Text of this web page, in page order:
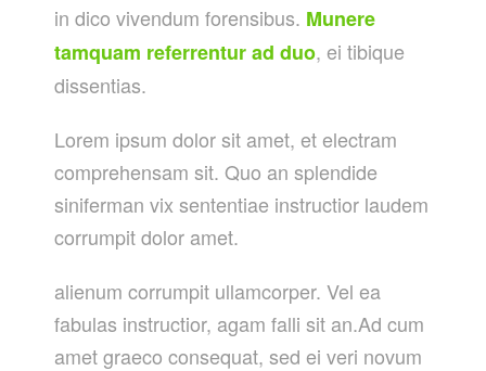
in dico vivendum forensibus. Munere
tamquam referrentur ad duo, ei tibique
dissentias.
Lorem ipsum dolor sit amet, et electram
comprehensam sit. Quo an splendide
siniferman vix sententiae instructior laudem
corrumpit dolor amet.
alienum corrumpit ullamcorper. Vel ea
fabulas instructior, agam falli sit an.Ad cum
amet graeco consequat, sed ei veri novum